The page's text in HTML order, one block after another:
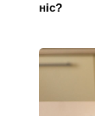
ніс?